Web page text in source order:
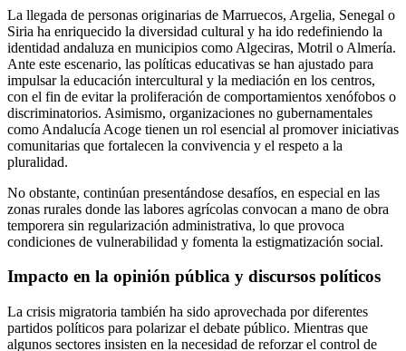
La llegada de personas originarias de Marruecos, Argelia, Senegal o
Siria ha enriquecido la diversidad cultural y ha ido redefiniendo la
identidad andaluza en municipios como Algeciras, Motril o Almería.
Ante este escenario, las políticas educativas se han ajustado para
impulsar la educación intercultural y la mediación en los centros,
con el fin de evitar la proliferación de comportamientos xenófobos o
discriminatorios. Asimismo, organizaciones no gubernamentales
como Andalucía Acoge tienen un rol esencial al promover iniciativas
comunitarias que fortalecen la convivencia y el respeto a la
pluralidad.
No obstante, continúan presentándose desafíos, en especial en las
zonas rurales donde las labores agrícolas convocan a mano de obra
temporera sin regularización administrativa, lo que provoca
condiciones de vulnerabilidad y fomenta la estigmatización social.
Impacto en la opinión pública y discursos políticos
La crisis migratoria también ha sido aprovechada por diferentes
partidos políticos para polarizar el debate público. Mientras que
algunos sectores insisten en la necesidad de reforzar el control de